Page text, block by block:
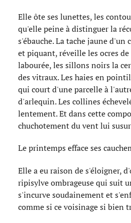
Elle ôte ses lunettes, les
qu'elle peine à distinguer la
s'ébauche. La tache jaune d'un
et piquant, réveille les ocres
labourée, les sillons noirs la
des vitraux. Les haies en
qui court d'une parcelle à
d'arlequin. Les collines
lentement. Et dans cette
chuchotement du vent lui
Le printemps efface ses
Elle a eu raison de s'éloigner,
ripisylve ombrageuse qui suit
s'incurve soudainement et
comme si ce voisinage si bien